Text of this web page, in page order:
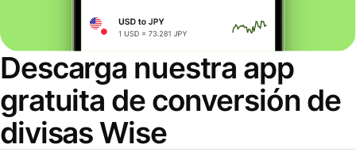
Descarga nuestra app
gratuita de conversión de
divisas Wise